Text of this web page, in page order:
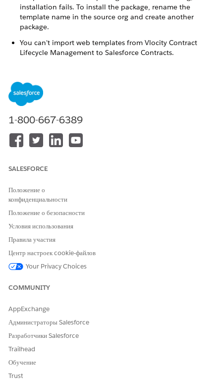
installation fails. To install the package, rename the
template name in the source org and create another
package.
You can't import web templates from Vlocity Contract
Lifecycle Management to Salesforce Contracts.
ЭТА СТАТЬЯ РЕШИЛА ВАШУ ПРОБЛЕМУ?
1-800-667-6389
SALESFORCE
Положение о
конфиденциальности
Положение о безопасности
Условия использования
Правила участия
Центр настроек cookie-файлов
Your Privacy Choices
COMMUNITY
AppExchange
Администраторы Salesforce
Разработчики Salesforce
Trailhead
Обучение
Trust